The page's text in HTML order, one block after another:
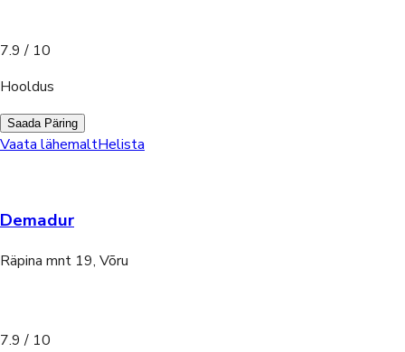
7.9 / 10
Hooldus
Saada Päring
Vaata lähemaltHelista
Demadur
Räpina mnt 19, Võru
7.9 / 10